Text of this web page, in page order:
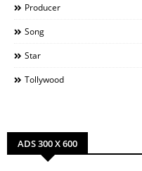
Producer
Song
Star
Tollywood
ADS 300 X 600